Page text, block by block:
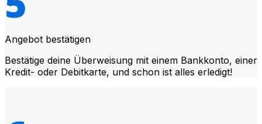
Angebot bestätigen
Bestätige deine Überweisung mit einem Bankkonto, einer
Kredit- oder Debitkarte, und schon ist alles erledigt!